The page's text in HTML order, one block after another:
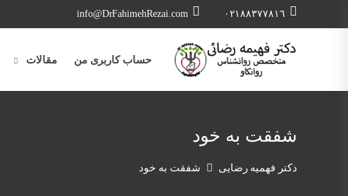
٠٢١٨٨٣٧٧٨١٦ info@DrFahimehRezai.com
حساب کاربری من مقالات
شفقت به خود
دکتر فهمیه رضایی شفقت به خود